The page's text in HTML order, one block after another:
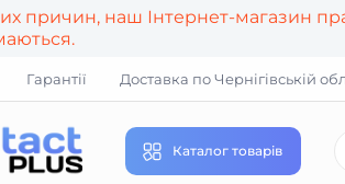
причин, наш Інтернет-магазин
Гарантії Доставка по Чернігівській
Каталог товарів